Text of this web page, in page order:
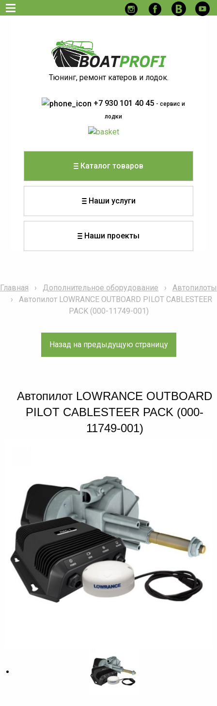
Тюнинг, ремонт катеров и лодок.
+7 930 101 40 45 - сервис и
лодки
Каталог товаров
Наши услуги
Наши проекты
Главная Дополнительное оборудование
Автопилоты
Автопилот LOWRANCE OUTBOARD PILOT CABLESTEER
PACK (000-11749-001)
Автопилот LOWRANCE OUTBOARD
PILOT CABLESTEER PACK (000-
11749-001)